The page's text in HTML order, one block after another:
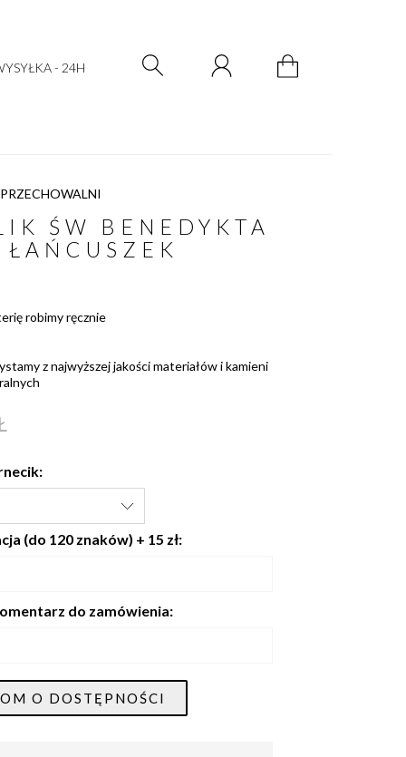
- 24H
ŚW BENEDYKTA
ŁAŃCUSZEK
robimy ręcznie
z najwyższej jakości materiałów i kamieni
(do 120 znaków) + 15 zł:
do zamówienia:
O DOSTĘPNOŚCI